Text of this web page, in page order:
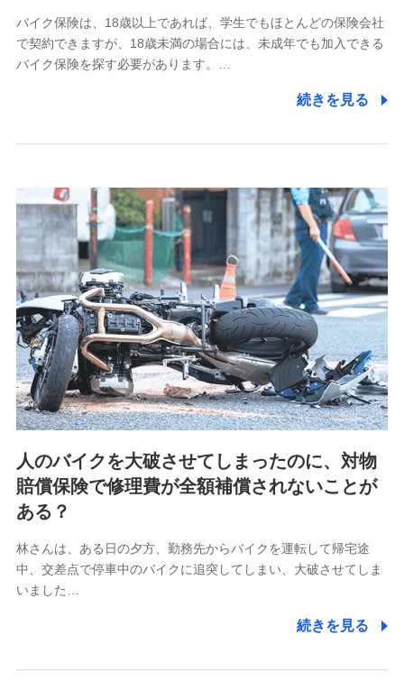
採用選考および入社手続を実施するため
7.社員（従業者）の個人情報
退職関連処理等の各種手続きのため、当社と従業員または従
取引先としての選定業務、営業情報の提供業務、契約締結手
続き業務、取引管理業務、およびこれらに準ずる業務の遂行
のため
9.お問い合わせ情報
各種お問い合わせに対応するため
10.受託業務の 個人情報
受託業務の遂行およびこれらに準ずる業務の遂行のため
11.マイカー通勤管理クラウド並びに法人向けASPサー
ビスに関してのお問い合わせ情報
各種お問い合わせに対応するため
当社のサービスに関する情報提供や、皆様に有用なお知らせ
をお送りするため
アンケートの送付のため
当社のサービスや媒体の運営改善に必要なデータを解析し、
分析するため
当社の対応品質向上やお問い合わせ内容の正確な把握のため
個人情報保護管理者の職名、連絡先
〒103-0013 東京都中央区日本橋人形町2-14-10 アー
バイク保険は、18歳以上であれば、学生でもほとんどの保険会社
で契約できますが、18歳未満の場合には、未成年でも加入できる
バイク保険を探す必要があります。…
続きを見る
人のバイクを大破させてしまったのに、対物
賠償保険で修理費が全額補償されないことが
ある？
林さんは、ある日の夕方、勤務先からバイクを運転して帰宅途
中、交差点で停車中のバイクに追突してしまい、大破させてしま
いました…
続きを見る